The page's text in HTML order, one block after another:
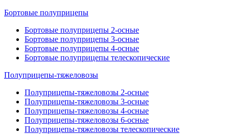
Бортовые полуприцепы
Бортовые полуприцепы 2-осные
Бортовые полуприцепы 3-осные
Бортовые полуприцепы 4-осные
Бортовые полуприцепы телескопические
Полуприцепы-тяжеловозы
Полуприцепы-тяжеловозы 2-осные
Полуприцепы-тяжеловозы 3-осные
Полуприцепы-тяжеловозы 4-осные
Полуприцепы-тяжеловозы 6-осные
Полуприцепы-тяжеловозы телескопические